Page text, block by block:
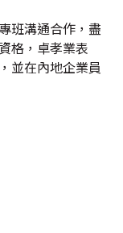
班溝通合作，盡
格，卓孝業表
並在內地企業員